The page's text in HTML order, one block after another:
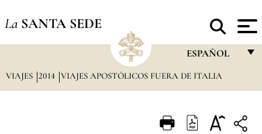
La SANTA SEDE
ESPAÑOL
FRANÇAIS
ITALIANO
VIAJES 2014 VIAJES APOSTÓLICOS FUERA DE ITALIA